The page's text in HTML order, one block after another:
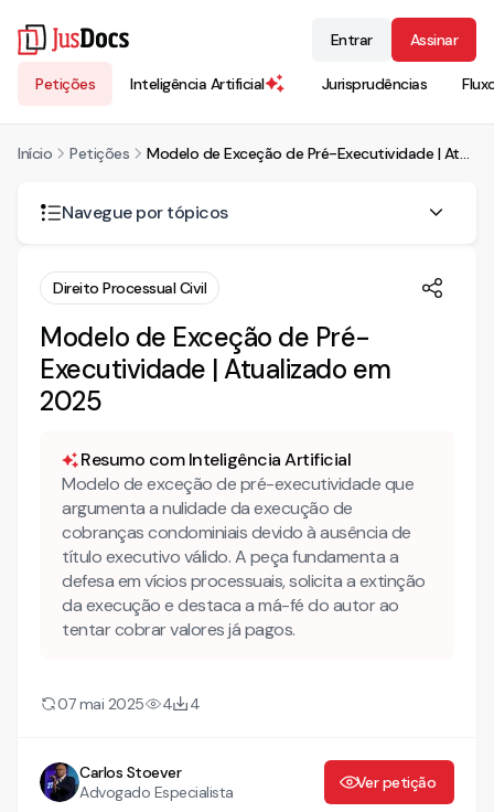
Petições Inteligência Artificial Jurisprudências
Entrar Assinar
Início Petições Modelo de Exceção de Pré-Executividade | Atualizado em 2025
Navegue por tópicos
O que é a exceção de pré-executividade?
seguir?
Quando a exceção é cabível no processo de execução
fiscal?
tema?
Matéria de ordem pública, nulidade e ausência de título
executivo: o que pode ser alegado pelo executado?
Pressupostos processuais, condições da ação e outros
requisitos essenciais
Penhora, redirecionamento nos autos da execução fiscal
Passo a passo: modelo de exceção de pré‑executividade
Extinção da execução e alternativas pós‑decisão
Conheça também nossa INTELIGÊNCIA ARTIFICIAL!
Direito Processual Civil
Modelo de Exceção de Pré-
Executividade | Atualizado em
2025
Resumo com Inteligência Artificial
Modelo de exceção de pré-executividade que
argumenta a nulidade da execução de
cobranças condominiais devido à ausência de
título executivo válido. A peça fundamenta a
defesa em vícios processuais, solicita a extinção
da execução e destaca a má-fé do autor ao
tentar cobrar valores já pagos.
07 mai 2025 4 4
Carlos Stoever
Advogado Especialista
Ver petição